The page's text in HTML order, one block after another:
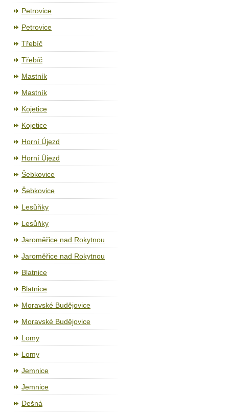
Petrovice
Petrovice
Třebíč
Třebíč
Mastník
Mastník
Kojetice
Kojetice
Horní Újezd
Horní Újezd
Šebkovice
Šebkovice
Lesůňky
Lesůňky
Jaroměřice nad Rokytnou
Jaroměřice nad Rokytnou
Blatnice
Blatnice
Moravské Budějovice
Moravské Budějovice
Lomy
Lomy
Jemnice
Jemnice
Dešná